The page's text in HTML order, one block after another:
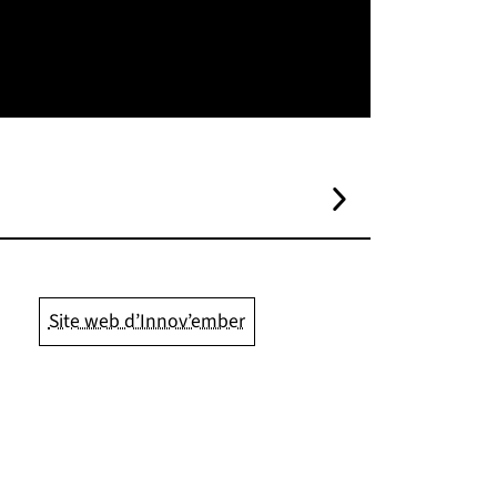
Site web d’Innov’ember